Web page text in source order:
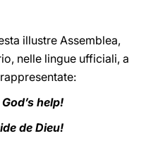
illustre Assemblea,
nelle lingue ufficiali, a
help!
de Dieu!